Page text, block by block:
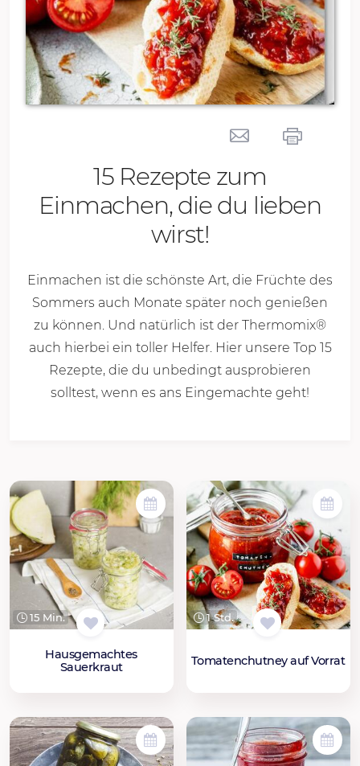
15 Rezepte zum
Einmachen, die du lieben
wirst!
Einmachen ist die schönste Art, die Früchte des
Sommers auch Monate später noch genießen
zu können. Und natürlich ist der Thermomix®
auch hierbei ein toller Helfer. Hier unsere Top 15
Rezepte, die du unbedingt ausprobieren
solltest, wenn es ans Eingemachte geht!
15 Min.
Hausgemachtes
Sauerkraut
1 Std.
Tomatenchutney auf Vorrat